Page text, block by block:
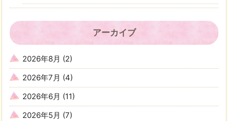
アーカイブ
2026年8月 (2)
2026年7月 (4)
2026年6月 (11)
2026年5月 (7)